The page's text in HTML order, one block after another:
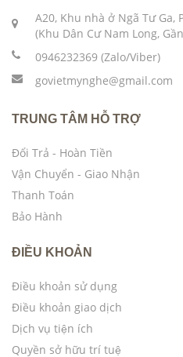
A20, Khu nhà ở Ngã Tư Ga,
(Khu Dân Cư Nam Long,
0946232369 (Zalo/Viber)
govietmynghe@gmail.com
TRUNG TÂM HỖ TRỢ
Đổi Trả - Hoàn Tiền
Vận Chuyển - Giao Nhận
Thanh Toán
Bảo Hành
ĐIỀU KHOẢN
Điều khoản sử dụng
Điều khoản giao dịch
Dịch vụ tiện ích
Quyền sở hữu trí tuệ